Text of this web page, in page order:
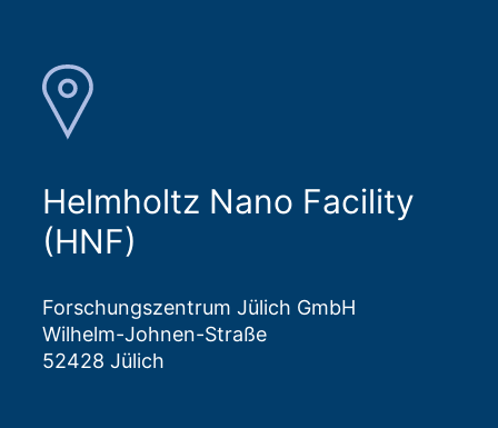
Helmholtz Nano Facility
(HNF)
Forschungszentrum Jülich GmbH
Wilhelm-Johnen-Straße
52428 Jülich